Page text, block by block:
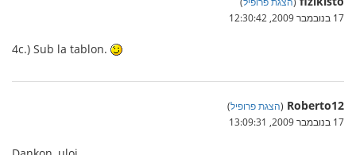
17 בנובמבר 2009, 12:30:42
4c.) Sub la tablon.
Roberto12
(הצגת פרופיל)
17 בנובמבר 2009, 13:09:31